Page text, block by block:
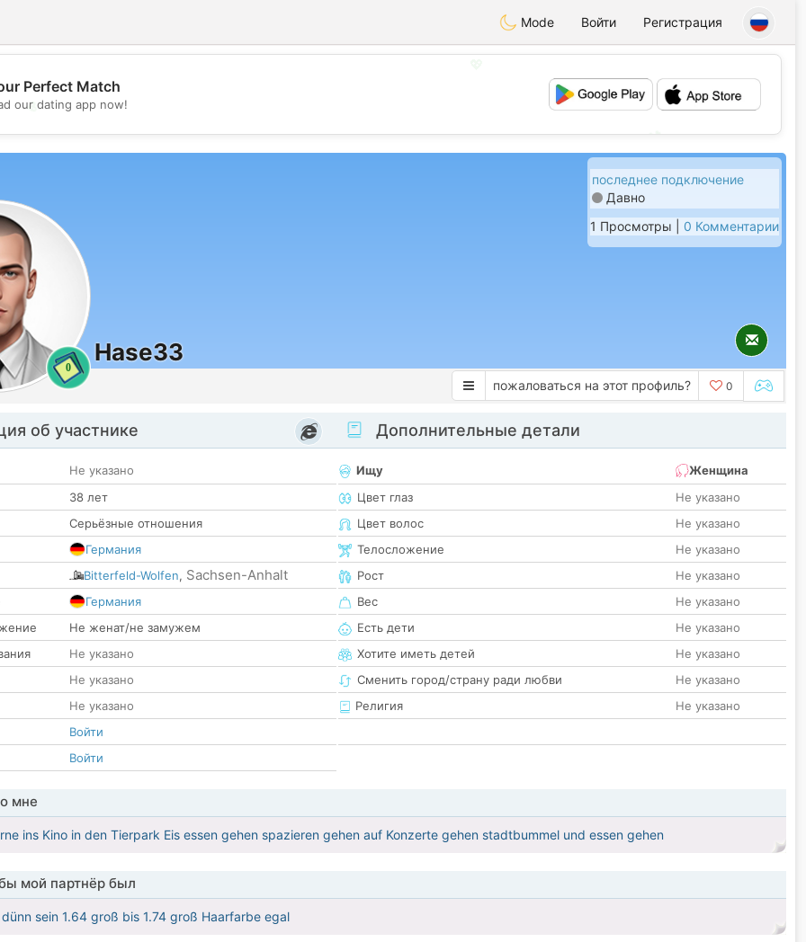
Mode Войти Регистрация
💖
💕
Perfect Match
our dating app now!
0
Hase33
последнее подключение
Давно
1 Просмотры | 0 Комментарии
пожаловаться на этот профиль? 0
об участнике
Не указано
38 лет
Серьёзные отношения
Германия
Bitterfeld-Wolfen, Sachsen-Anhalt
Германия
Не женат/не замужем
Не указано
Не указано
Не указано
Войти
Войти
Дополнительные детали
Ищу
Женщина
Цвет глаз
Не указано
Цвет волос
Не указано
Телосложение
Не указано
Рост
Не указано
Вес
Не указано
Есть дети
Не указано
Хотите иметь детей
Не указано
Сменить город/страну ради любви
Не указано
Религия
Не указано
мне
ins Kino in den Tierpark Eis essen gehen spazieren gehen auf Konzerte gehen stadtbummel und essen gehen
мой партнёр был
sein 1.64 groß bis 1.74 groß Haarfarbe egal